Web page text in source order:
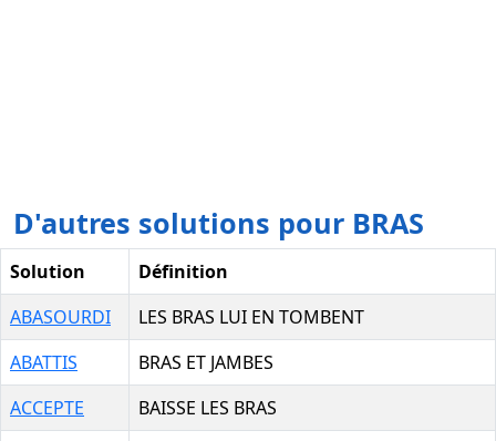
D'autres solutions pour BRAS
Solution
Définition
ABASOURDI
LES BRAS LUI EN TOMBENT
ABATTIS
BRAS ET JAMBES
ACCEPTE
BAISSE LES BRAS